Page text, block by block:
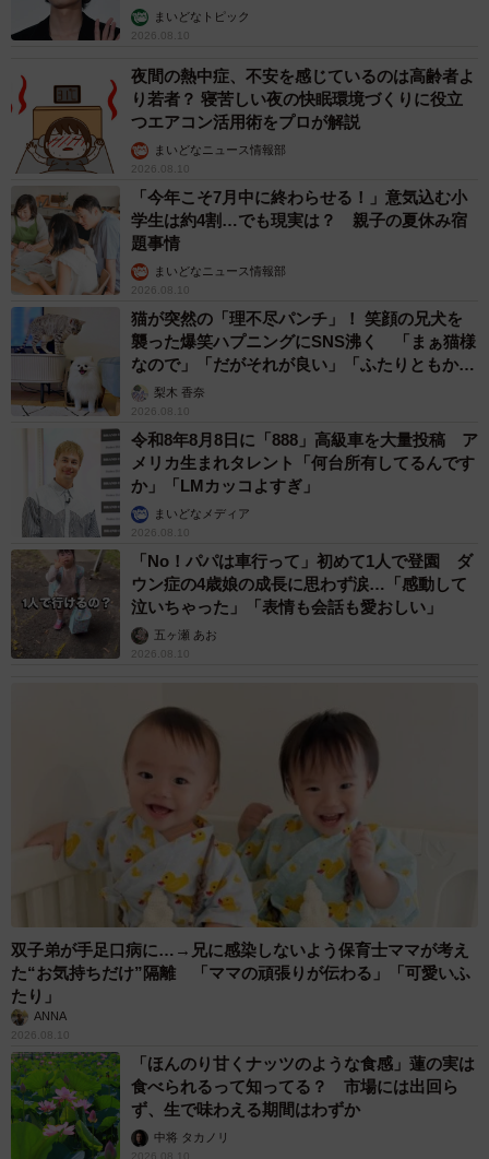
っこいい」
まいどなトピック
2026.08.10
夜間の熱中症、不安を感じているのは高齢者よ
り若者？ 寝苦しい夜の快眠環境づくりに役立
つエアコン活用術をプロが解説
まいどなニュース情報部
2026.08.10
「今年こそ7月中に終わらせる！」意気込む小
学生は約4割…でも現実は？ 親子の夏休み宿
題事情
まいどなニュース情報部
2026.08.10
猫が突然の「理不尽パンチ」！ 笑顔の兄犬を
襲った爆笑ハプニングにSNS沸く 「まぁ猫様
なので」「だがそれが良い」「ふたりともかわ
いいね」
梨木 香奈
2026.08.10
令和8年8月8日に「888」高級車を大量投稿 ア
メリカ生まれタレント「何台所有してるんです
か」「LMカッコよすぎ」
まいどなメディア
2026.08.10
「No！パパは車行って」初めて1人で登園 ダ
ウン症の4歳娘の成長に思わず涙…「感動して
泣いちゃった」「表情も会話も愛おしい」
五ヶ瀬 あお
2026.08.10
双子弟が手足口病に…→兄に感染しないよう保育士ママが考え
た“お気持ちだけ”隔離 「ママの頑張りが伝わる」「可愛いふ
たり」
ANNA
2026.08.10
「ほんのり甘くナッツのような食感」蓮の実は
食べられるって知ってる？ 市場には出回ら
ず、生で味わえる期間はわずか
中将 タカノリ
2026.08.10